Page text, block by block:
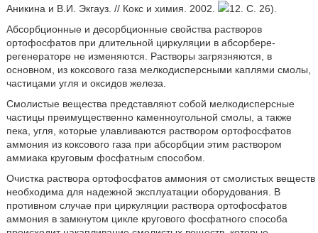
Аникина и В.И. Экгауз. // Кокс и химия. 2002.
12. С. 26).
Абсорбционные и десорбционные свойства растворов
ортофосфатов при длительной циркуляции в абсорбере-
регенераторе не изменяются. Растворы загрязняются, в
основном, из коксового газа мелкодисперсными каплями смолы,
частицами угля и оксидов железа.
Смолистые вещества представляют собой мелкодисперсные
частицы преимущественно каменноугольной смолы, а также
пека, угля, которые улавливаются раствором ортофосфатов
аммония из коксового газа при абсорбции этим раствором
аммиака круговым фосфатным способом.
Очистка раствора ортофосфатов аммония от смолистых веществ
необходима для надежной эксплуатации оборудования. В
противном случае при циркуляции раствора ортофосфатов
аммония в замкнутом цикле кругового фосфатного способа